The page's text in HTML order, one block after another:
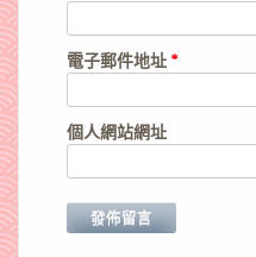
電子郵件地址 *
個人網站網址